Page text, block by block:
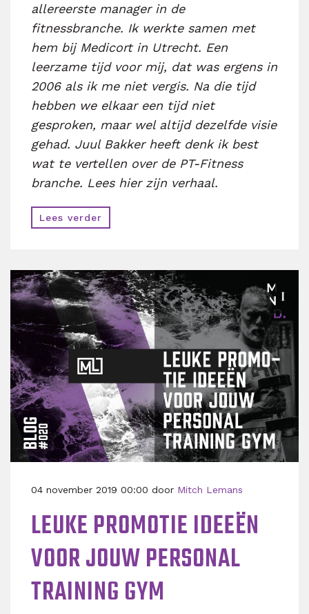
allereerste manager in de
fitnessbranche. Ik werkte samen met
hem bij Medicort in Utrecht. Een
leerzame tijd voor mij, dat was ergens in
2006 als ik me niet vergis. Na die tijd
hebben we elkaar een tijd niet
gesproken, maar wel altijd dezelfde visie
gehad. Juul Bakker heeft denk ik best
wat te vertellen over de PT-Fitness
branche. Lees hier zijn verhaal.
Lees verder
04 november 2019 00:00 door Mitch Lemans
LEUKE PROMOTIE IDEEËN
VOOR JOUW PERSONAL
TRAINING GYM